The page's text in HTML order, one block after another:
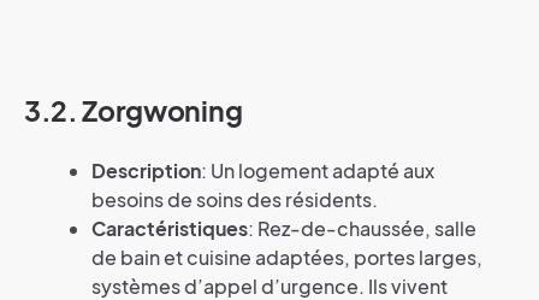
3.2. Zorgwoning
Description: Un logement adapté aux
besoins de soins des résidents.
Caractéristiques: Rez-de-chaussée, salle
de bain et cuisine adaptées, portes larges,
systèmes d’appel d’urgence. Ils vivent